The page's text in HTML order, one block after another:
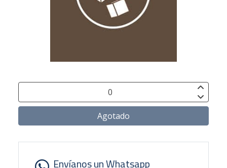
Agotado
Envíanos un Whatsapp